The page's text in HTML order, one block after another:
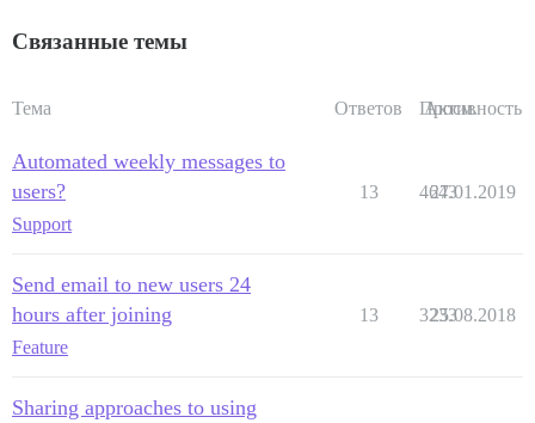
Связанные темы
Тема Ответов Просм.
Активность
Automated weekly messages to
users?
Support
13 4643
27.01.2019
Send email to new users 24
hours after joining
Feature
13 3233
25.08.2018
Sharing approaches to using